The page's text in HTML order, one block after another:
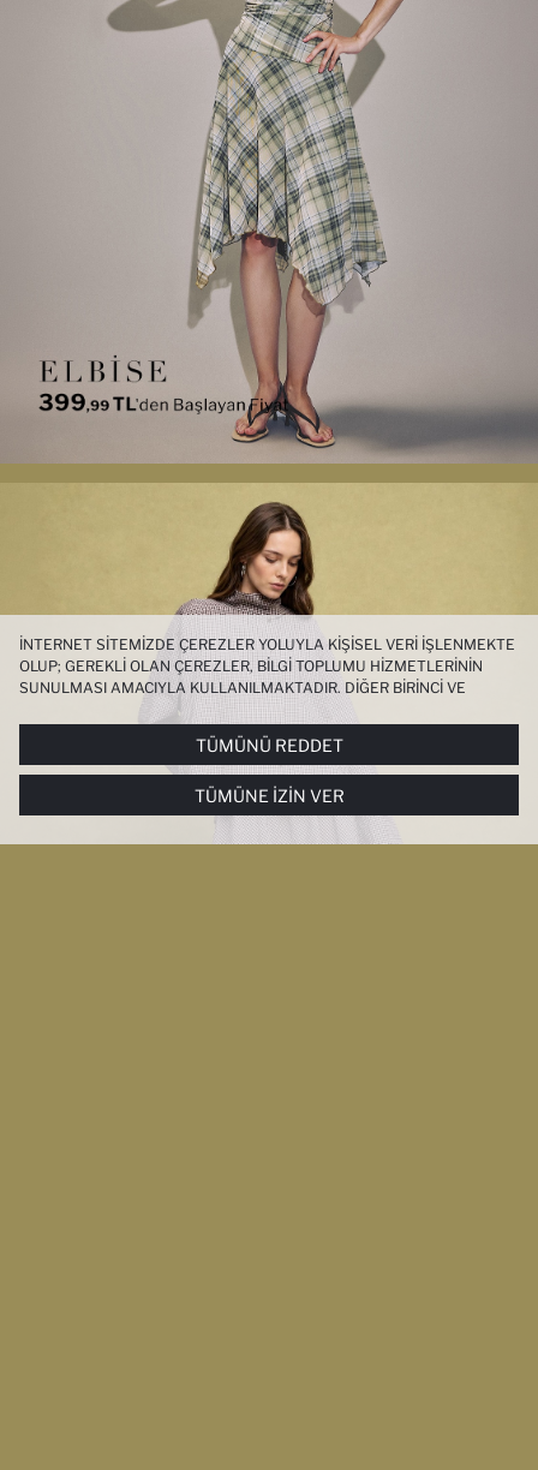
İNTERNET SITEMIZDE ÇEREZLER YOLUYLA KIŞISEL VERI IŞLENMEKTE
OLUP; GEREKLI OLAN ÇEREZLER, BILGI TOPLUMU HIZMETLERININ
SUNULMASI AMACIYLA KULLANILMAKTADIR. DIĞER BIRINCI VE
ÜÇÜNCÜ TARAF ÇEREZLER ISE SIZE DAHA IYI BIR ALIŞVERIŞ
DENEYIMI SUNULABILMESI, SITEMIZIN DAHA IŞLEVSEL KILINMASI VE
KIŞISELLEŞTIRMESI VE AÇIK RIZA VERMENIZ HALINDE, SIZLERE
YÖNELIK PAZARLAMA FAALIYETLERININ YAPILMASI AMAÇLARIYLA
SINIRLI OLARAK KULLANILACAKTIR. ÇEREZLERE DAIR TERCIHLERINIZI
ÇEREZ TERCIHLERIPANELI ARACILIĞIYLA HER ZAMAN YÖNETEBILIR,
ÇEREZLERLE ILGILI DAHA DETAYLI BILGIYE ÇEREZ AYDINLATMA
TÜMÜNÜ REDDET
TÜMÜNE İZIN VER